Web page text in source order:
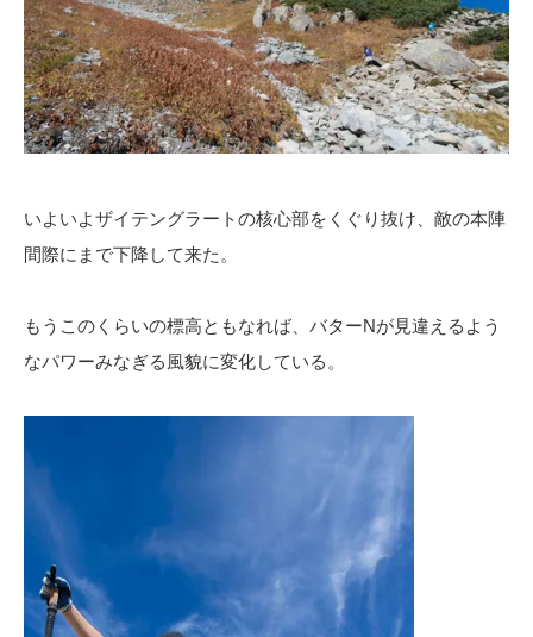
いよいよザイテングラートの核心部をくぐり抜け、敵の本陣
間際にまで下降して来た。
もうこのくらいの標高ともなれば、バターNが見違えるよう
なパワーみなぎる風貌に変化している。